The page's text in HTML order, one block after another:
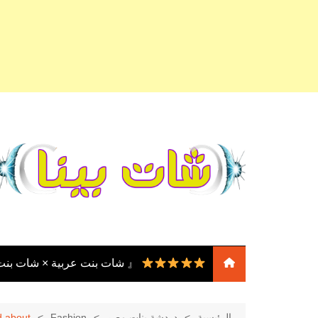
『 شات بنت عربية × شات